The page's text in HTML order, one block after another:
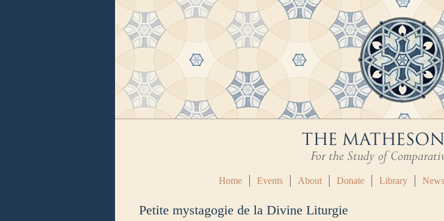
Home Events About Donate Library News
Petite mystagogie de la Divine Liturgie